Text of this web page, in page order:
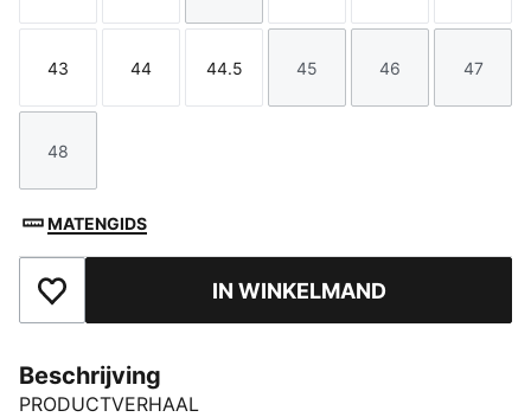
Maat
43
Maat
44
Maat
44.5
Maat
45
Maat
46
Maat
47
Maat
48
MATENGIDS
Toegevoegd aan favorietenIN WINKELMAND
Beschrijving
PRODUCTVERHAAL